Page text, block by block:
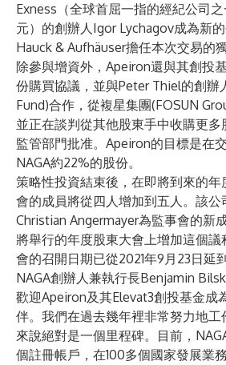
Exness（全球首屈一指的經紀公司
元）的創辦人Igor Lychagov成為新的
Hauck & Aufhäuser擔任本次交易的
除參與增資外，Apeiron還與其創投
份購買協議，並與Peter Thiel的創辦
Fund)合作，從複星集團(FOSUN
並正在談判從其他股東手中收購更
監管部門批准。Apeiron的目標是在
NAGA約22%的股份。
策略性投資結束後，在即將到來的
會的成員將從四人增加到五人。該公
Christian Angermayer為監事會的新
將舉行的年度股東大會上增加這個
會的召開日期已從2021年9月23日延到
NAGA創辦人兼執行長Benjamin
歡迎Apeiron及其Elevat3創投基金成
伴。我們在過去幾年裡非常努力地工
來說絕對是一個里程碑。目前，
個註冊帳戶，在100多個國家發展業